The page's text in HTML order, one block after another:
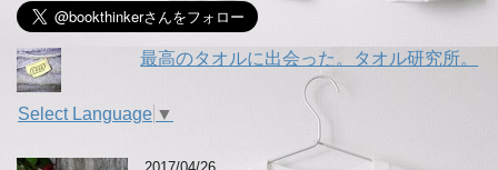
13位 副業ネットビジネス
トト日記＠定年オヤジのハッピーライフ
最高のタオルに出会った。タオル研究所。
Select Language ▼